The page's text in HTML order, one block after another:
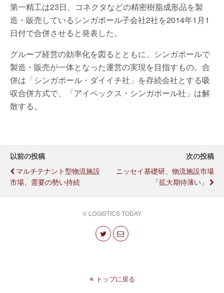
第一精工は23日、コネクタなどの精密樹脂成形品を製
造・販売しているシンガポール子会社2社を2014年1月1
日付で合併させると発表した。
グループ経営の効率化を図るとともに、シンガポールで
製造・販売が一体となった運営の実現を目指すもの。合
併は「シンガポール・ダイイチ社」を存続会社とする吸
収合併方式で、「アイペックス・シンガポール社」は解
散する。
以前の投稿
マルチテナント型物流施設
市場、需要の勢い持続
次の投稿
ニッセイ基礎研、物流施設市場
「拡大期待薄い」
© LOGISTICS TODAY
トップに戻る